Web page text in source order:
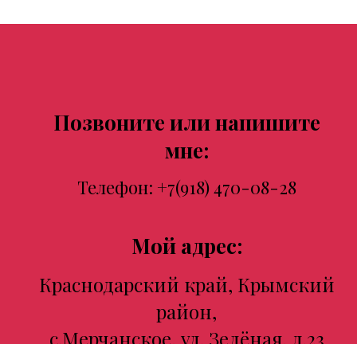
Позвоните или напишите
мне:
Телефон: +7(918) 470-08-28
Мой адрес:
Краснодарский край, Крымский
район,
с.Мерчанское, ул. Зелёная, д.23